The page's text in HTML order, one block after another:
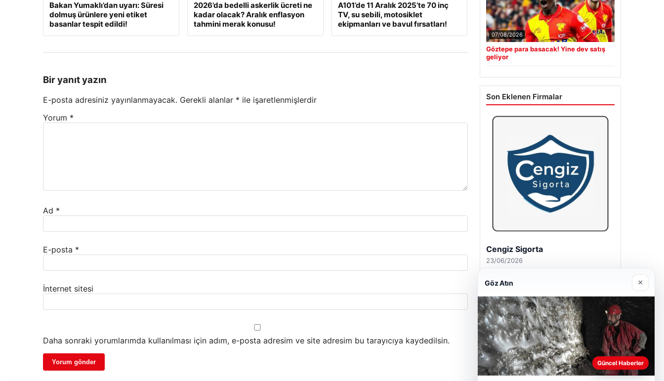
Bakan Yumaklı’dan uyarı: Süresi
dolmuş ürünlere yeni etiket
basanlar tespit edildi!
2026’da bedelli askerlik ücreti ne
kadar olacak? Aralık enflasyon
tahmini merak konusu!
A101’de 11 Aralık 2025’te 70 inç
TV, su sebili, motosiklet
ekipmanları ve bavul fırsatları!
Bir yanıt yazın
E-posta adresiniz yayınlanmayacak. Gerekli alanlar * ile işaretlenmişlerdir
Yorum *
Ad *
E-posta *
İnternet sitesi
Daha sonraki yorumlarımda kullanılması için adım, e-posta adresim ve site adresim bu tarayıcıya kaydedilsin.
07/08/2026
Göztepe para basacak! Yine dev satış
geliyor
Son Eklenen Firmalar
Hastaş Beton
26/05/2026
Göz Atın ×
Güncel Haberler